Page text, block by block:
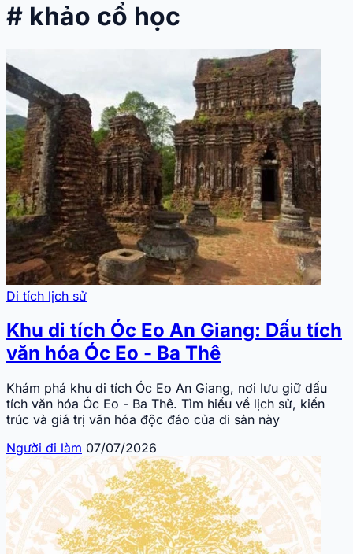
# khảo cổ học
Di tích lịch sử
Khu di tích Óc Eo An Giang: Dấu tích
văn hóa Óc Eo - Ba Thê
Khám phá khu di tích Óc Eo An Giang, nơi lưu giữ dấu
tích văn hóa Óc Eo - Ba Thê. Tìm hiểu về lịch sử, kiến
trúc và giá trị văn hóa độc đáo của di sản này
Người đi làm 07/07/2026